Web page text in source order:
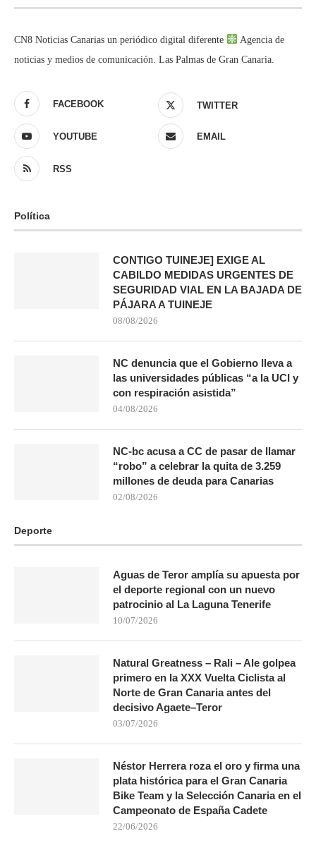
CN8 Noticias Canarias un periódico digital diferente
Agencia de
noticias y medios de comunicación. Las Palmas de Gran Canaria.
FACEBOOK TWITTER
YOUTUBE EMAIL
RSS
Política
CONTIGO TUINEJE] EXIGE AL
CABILDO MEDIDAS URGENTES DE
SEGURIDAD VIAL EN LA BAJADA DE
PÁJARA A TUINEJE
08/08/2026
NC denuncia que el Gobierno lleva a
las universidades públicas “a la UCI y
con respiración asistida”
04/08/2026
NC-bc acusa a CC de pasar de llamar
“robo” a celebrar la quita de 3.259
millones de deuda para Canarias
02/08/2026
Deporte
Aguas de Teror amplía su apuesta por
el deporte regional con un nuevo
patrocinio al La Laguna Tenerife
10/07/2026
Natural Greatness – Rali – Ale golpea
primero en la XXX Vuelta Ciclista al
Norte de Gran Canaria antes del
decisivo Agaete–Teror
03/07/2026
Néstor Herrera roza el oro y firma una
plata histórica para el Gran Canaria
Bike Team y la Selección Canaria en el
Campeonato de España Cadete
22/06/2026